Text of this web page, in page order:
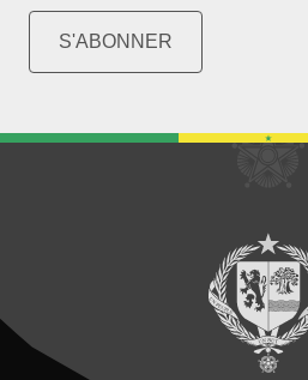
S'ABONNER